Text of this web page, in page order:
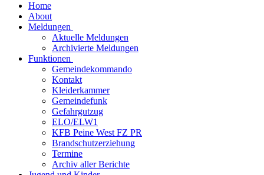
Home
About
Meldungen
Aktuelle Meldungen
Archivierte Meldungen
Funktionen
Gemeindekommando
Kontakt
Kleiderkammer
Gemeindefunk
Gefahrgutzug
ELO/ELW1
KFB Peine West FZ PR
Brandschutzerziehung
Termine
Archiv aller Berichte